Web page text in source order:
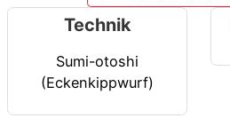
Technik
Sumi-otoshi
(Eckenkippwurf)